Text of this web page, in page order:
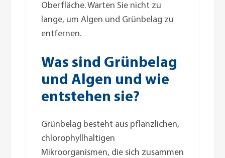
Oberfläche. Warten Sie nicht zu
lange, um Algen und Grünbelag zu
entfernen.
Was sind Grünbelag
und Algen und wie
entstehen sie?
Grünbelag besteht aus pflanzlichen,
chlorophyllhaltigen
Mikroorganismen, die sich zusammen